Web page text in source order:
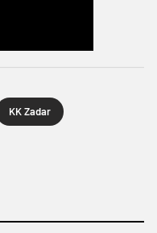
KK Zadar